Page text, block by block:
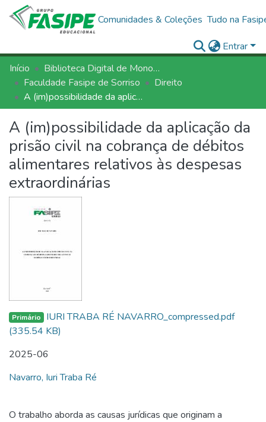
Comunidades & Coleções Tudo na
Entrar
Início
Biblioteca Digital de Monografias - BDM/FASIPE
Faculdade Fasipe de Sorriso
Direito
A (im)possibilidade da aplicação da prisão civil na cobrança de débitos alimentares relativos às despesas extraordinárias
A (im)possibilidade da aplicação da
prisão civil na cobrança de débitos
alimentares relativos às despesas
extraordinárias
Primário IURI TRABA RÉ NAVARRO_compressed.pdf
(335.54 KB)
2025-06
Navarro, Iuri Traba Ré
O trabalho aborda as causas jurídicas que originam a